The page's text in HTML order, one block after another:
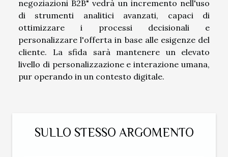
negoziazioni B2B" vedrà un incremento nell'uso
di strumenti analitici avanzati, capaci di
ottimizzare i processi decisionali e
personalizzare l'offerta in base alle esigenze del
cliente. La sfida sarà mantenere un elevato
livello di personalizzazione e interazione umana,
pur operando in un contesto digitale.
SULLO STESSO ARGOMENTO